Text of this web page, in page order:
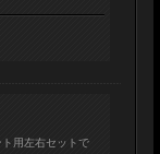
用左右セットで